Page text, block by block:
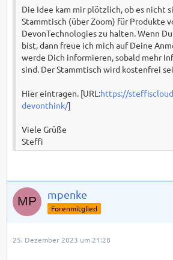
Die Idee kam mir plötzlich, ob es nicht
Stammtisch (über Zoom) für Produkte
DevonTechnologies zu halten. Wenn
bist, dann freue ich mich auf Deine
werde Dich informieren, sobald mehr
sind. Der Stammtisch wird kostenfrei
Hier eintragen. [URL:https://
devonthink/]
Viele Grüße
Steffi
mpenke
Forenmitglied
25. Dezember 2023 um 21:28